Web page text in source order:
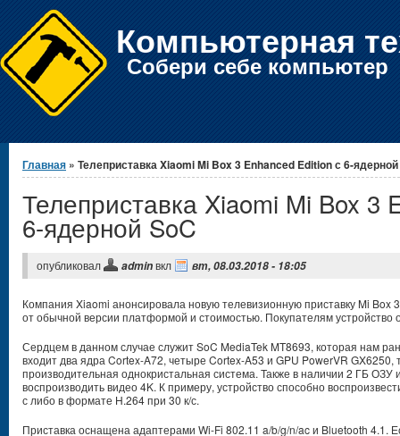
Компьютерная
Собери себе компьютер
Вы здесь
Главная » Телеприставка Xiaomi Mi Box 3 Enhanced Edition с 6-
Телеприставка Xiaomi Mi Box 3
6-ядерной SoC
опубликовал adminвкл вт, 08.03.2018 - 18:05
Компания Xiaomi анонсировала новую телевизионную приставку Mi Box
от обычной версии платформой и стоимостью. Покупателям устройство
Сердцем в данном случае служит SoC MediaTek MT8693, которая нам
входит два ядра Cortex-A72, четыре Cortex-A53 и GPU PowerVR GX6250,
производительная однокристальная система. Также в наличии 2 ГБ
воспроизводить видео 4K. К примеру, устройство способно
с либо в формате H.264 при 30 к/с.
Приставка оснащена адаптерами Wi-Fi 802.11 a/b/g/n/ac и Bluetooth 4.1.